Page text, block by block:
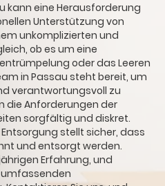
kann eine Herausforderung
Unterstützung von
unkomplizierten und
ob es um eine
oder das Leeren
in Passau steht bereit, um
verantwortungsvoll zu
die Anforderungen der
sorgfältig und diskret.
stellt sicher, dass
und entsorgt werden.
Erfahrung, und
umfassenden